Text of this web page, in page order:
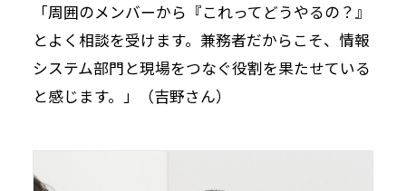
「周囲のメンバーから『これってどうやるの？』
とよく相談を受けます。兼務者だからこそ、情報
システム部門と現場をつなぐ役割を果たせている
と感じます。」（吉野さん）